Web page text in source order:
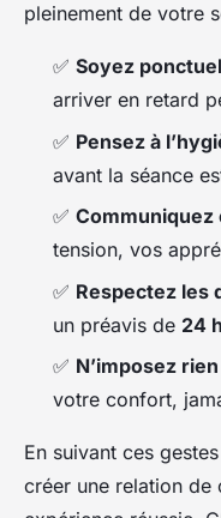
pleinement de votre
✅ Soyez ponctuel
arriver en retard
✅ Pensez à
avant la séance
✅ Communiquez
tension, vos
✅ Respectez les
un préavis de 24
✅ N’imposez rien
votre confort,
En suivant ces
créer une relation de